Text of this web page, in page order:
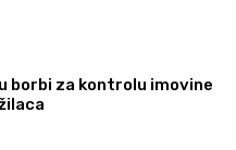
u borbi za kontrolu imovine